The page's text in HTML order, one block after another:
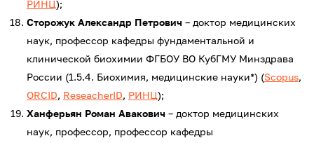
РИНЦ);
Сторожук Александр Петрович – доктор медицинских
наук, профессор кафедры фундаментальной и
клинической биохимии ФГБОУ ВО КубГМУ Минздрава
России (1.5.4. Биохимия, медицинские науки*) (Scopus,
ORCID, ReseacherID, РИНЦ);
Ханферьян Роман Авакович – доктор медицинских
наук, профессор, профессор кафедры